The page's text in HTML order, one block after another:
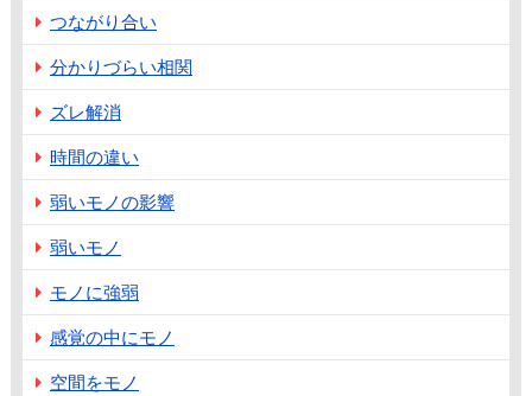
つながり合い
分かりづらい相関
ズレ解消
時間の違い
弱いモノの影響
弱いモノ
モノに強弱
感覚の中にモノ
空間をモノ